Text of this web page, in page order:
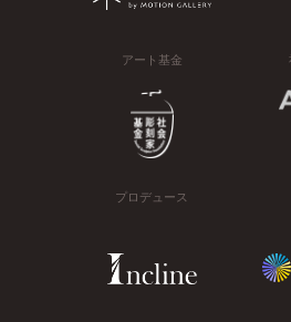
アート基金
プロデュース